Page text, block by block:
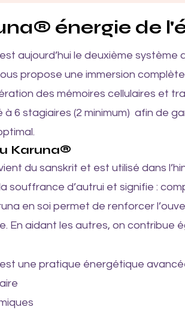
énergie de
aujourd’hui le deuxième système
propose une immersion
des mémoires cellulaires et
à 6 stagiaires (2 minimum) afin de
Karuna®
du sanskrit et est utilisé dans
souffrance d’autrui et signifie :
en soi permet de renforcer
En aidant les autres, on contribue
une pratique énergétique